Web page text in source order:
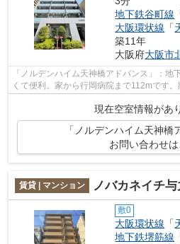
地下鉄谷町線
大阪環状線 「
築11年
大阪府大阪市
「ノルデンハイム天神橋アドバンス」：地
くて便利。家から行岡病院まで112mです
現在空室情報があ
「ノルデンハイム天神橋
お問い合わせ
賃貸 | マンション ノバカネイチ与
敷0
大阪環状線 「
地下鉄堺筋線